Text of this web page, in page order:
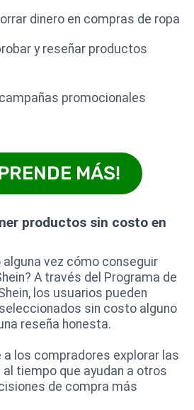
dinero en compras de ropa
y reseñar productos
promocionales
MÁS!
productos sin costo en
vez cómo conseguir
A través del Programa de
los usuarios pueden
sin costo alguno
reseña honesta.
los compradores explorar las
al tiempo que ayudan a otros
de compra más